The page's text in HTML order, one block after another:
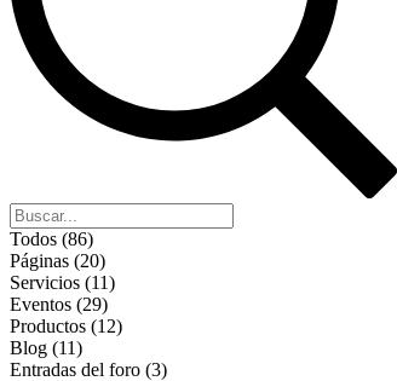
Todos (86)
Páginas (20)
Servicios (11)
Eventos (29)
Productos (12)
Blog (11)
Entradas del foro (3)